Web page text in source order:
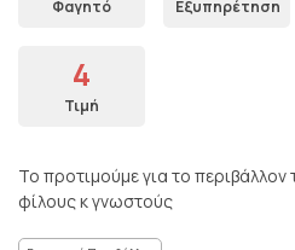
Φαγητό Εξυπηρέτηση
4
Τιμή
Το προτιμούμε για το
φίλους κ γνωστούς